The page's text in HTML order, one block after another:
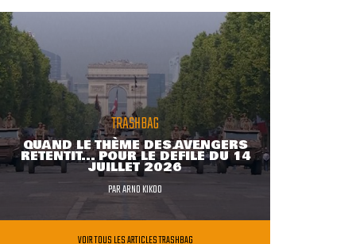
TRASHBAG
QUAND LE THÈME DES AVENGERS
RETENTIT... POUR LE DÉFILÉ DU 14
JUILLET 2026
PARARNO KIKOO